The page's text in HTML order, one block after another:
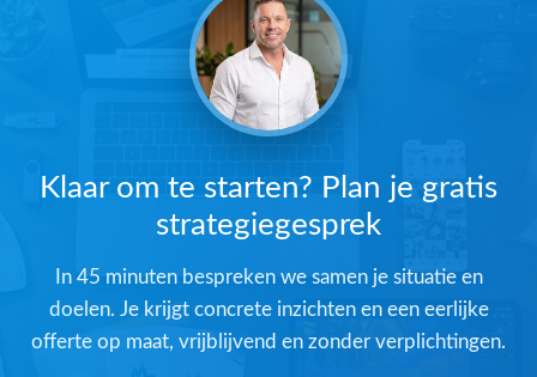
Klaar om te starten? Plan je gratis
strategiegesprek
In 45 minuten bespreken we samen je situatie en
doelen. Je krijgt concrete inzichten en een eerlijke
offerte op maat, vrijblijvend en zonder verplichtingen.